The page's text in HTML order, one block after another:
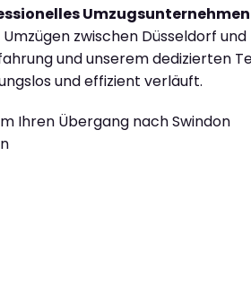
zwischen Düsseldorf und
und unserem dedizierten
und effizient verläuft.
Ihren Übergang nach Swindon